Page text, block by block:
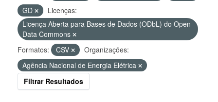
GD
Licenças:
Licença Aberta para Bases de Dados (ODbL) do Open
Data Commons
Formatos:
CSV
Organizações:
Agência Nacional de Energia Elétrica
Filtrar Resultados